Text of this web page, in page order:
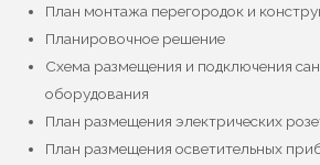
План монтажа перегородок и
Планировочное решение
Схема размещения и подключения
оборудования
План размещения электрических
План размещения осветительных